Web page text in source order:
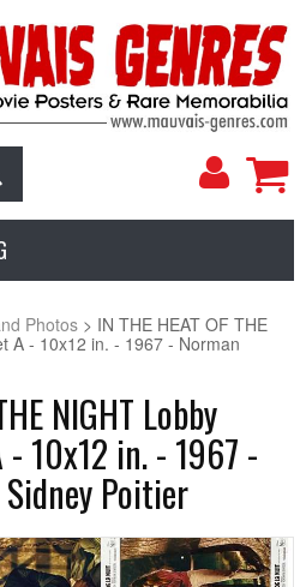
My
Photos > IN THE HEAT OF THE
A - 10x12 in. - 1967 - Norman
NIGHT Lobby
- 10x12 in. - 1967 -
Poitier